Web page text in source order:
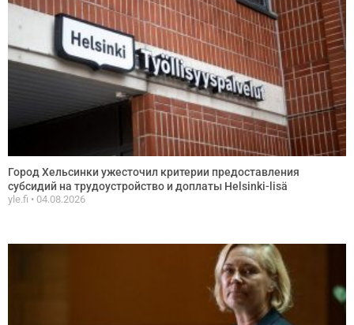
Город Хельсинки ужесточил критерии предоставления
субсидий на трудоустройство и доплаты Helsinki-lisä
yle.fi 04.08.2026